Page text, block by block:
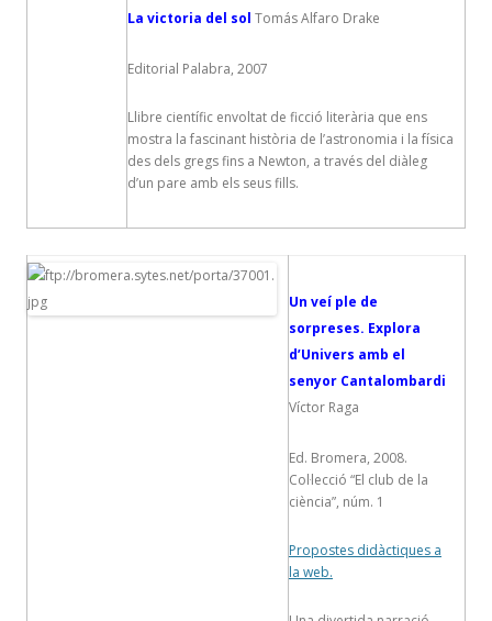
La victoria del sol Tomás Alfaro Drake
Editorial Palabra, 2007
Llibre científic envoltat de ficció literària que ens
mostra la fascinant història de l’astronomia i la física
des dels gregs fins a Newton, a través del diàleg
d’un pare amb els seus fills.
Un veí ple de
sorpreses. Explora
d’Univers amb el
senyor Cantalombardi
Víctor Raga
Ed. Bromera, 2008.
Col·lecció “El club de la
ciència”, núm. 1
Propostes didàctiques a
la web.